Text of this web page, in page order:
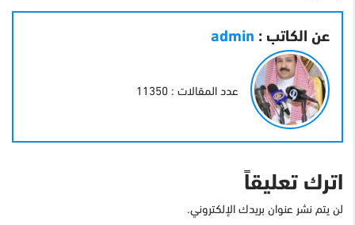
عن الكاتب : admin
عدد المقالات : 11350
اترك تعليقاً
لن يتم نشر عنوان بريدك الإلكتروني.